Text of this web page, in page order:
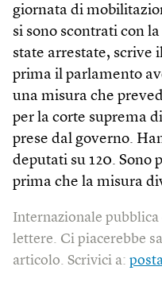
giornata di
si sono scontrati con
state arrestate, scrive
prima il parlamento
una misura che
per la corte suprema
prese dal governo.
deputati su 120. Sono
prima che la misura
Internazionale
lettere. Ci piacerebbe
articolo. Scrivici a: